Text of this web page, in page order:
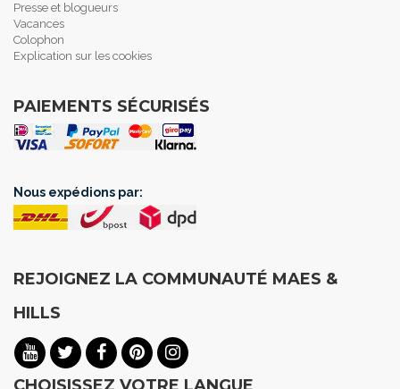
Presse et blogueurs
Vacances
Colophon
Explication sur les cookies
PAIEMENTS SÉCURISÉS
Nous expédions par:
REJOIGNEZ LA COMMUNAUTÉ MAES &
HILLS